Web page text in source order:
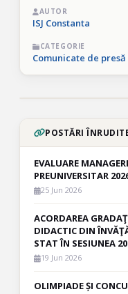
AUTOR
ISJ Constanta
CATEGORIE
Comunicate de presă
POSTĂRI
EVALUARE
PREUNIVERSITAR
25 Jun 2026
ACORDAREA
DIDACTIC DIN
STAT ÎN SESIUNEA
19 Jun 2026
OLIMPIADE ȘI